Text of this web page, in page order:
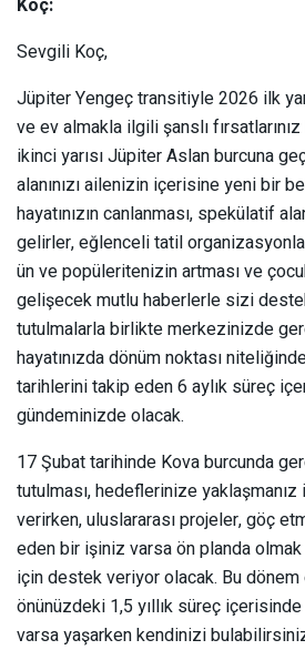
Sevgili Koç,
Jüpiter Yengeç transitiyle 2026 ilk
ve ev almakla ilgili şanslı fırsatlarınız
ikinci yarısı Jüpiter Aslan burcuna
alanınızı ailenizin içerisine yeni bir
hayatınızın canlanması, spekülatif
gelirler, eğlenceli tatil
ün ve popüleritenizin artması ve
gelişecek mutlu haberlerle sizi
tutulmalarla birlikte merkezinizde
hayatınızda dönüm noktası
tarihlerini takip eden 6 aylık süreç
gündeminizde olacak.
17 Şubat tarihinde Kova burcunda
tutulması, hedeflerinize
verirken, uluslararası projeler, göç
eden bir işiniz varsa ön planda
için destek veriyor olacak. Bu
önünüzdeki 1,5 yıllık süreç
varsa yaşarken kendinizi